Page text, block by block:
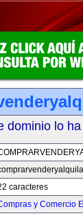
dominio lo
caracteres
y Comercio